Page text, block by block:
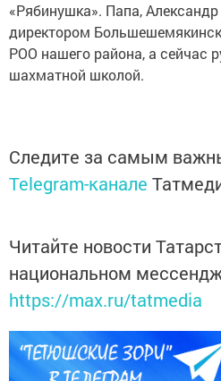
«Рябинушка». Папа,
директором
РОО нашего района, а сейчас
шахматной школой.
Следите за самым
Telegram-канале
Читайте новости
национальном
https://max.ru/tatmedia